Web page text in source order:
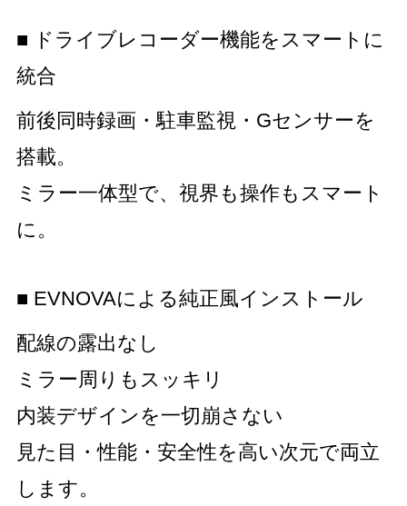
■ ドライブレコーダー機能をスマートに
統合
前後同時録画・駐車監視・Gセンサーを
搭載。
ミラー一体型で、視界も操作もスマート
に。
■ EVNOVAによる純正風インストール
配線の露出なし
ミラー周りもスッキリ
内装デザインを一切崩さない
見た目・性能・安全性を高い次元で両立
します。